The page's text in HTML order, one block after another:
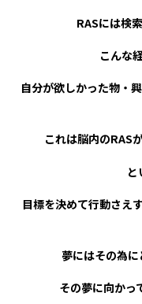
RASには検
こんな
自分が欲しかった物・
これは脳内のRAS
目標を決めて行動さえ
夢にはその為に
その夢に向かっ